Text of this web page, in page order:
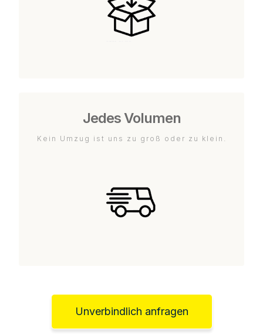
Jedes Volumen
Kein Umzug ist uns zu groß oder zu klein.
Unverbindlich anfragen